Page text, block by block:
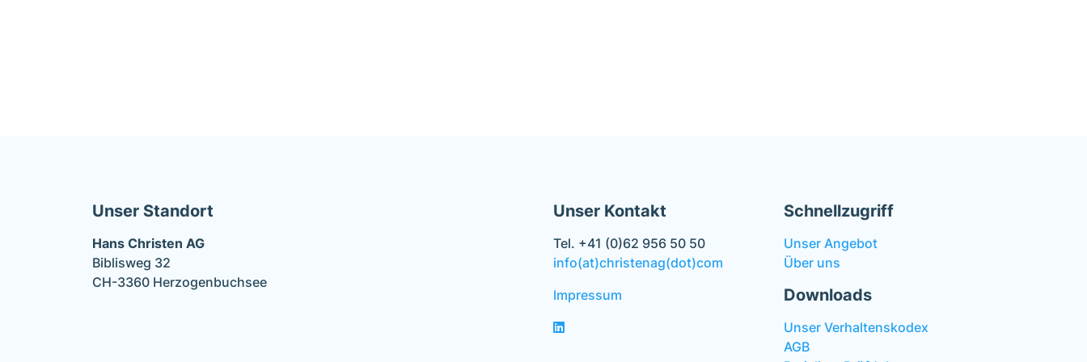
Unser Standort
Hans Christen AG
Biblisweg 32
CH-3360 Herzogenbuchsee
Unser Kontakt
Tel. +41 (0)62 956 50 50
info(at)christenag(dot)com
Impressum
Schnellzugriff
Unser Angebot
Über uns
Downloads
Unser Verhaltenskodex
AGB